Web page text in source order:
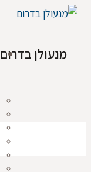
מנעולן בדרום